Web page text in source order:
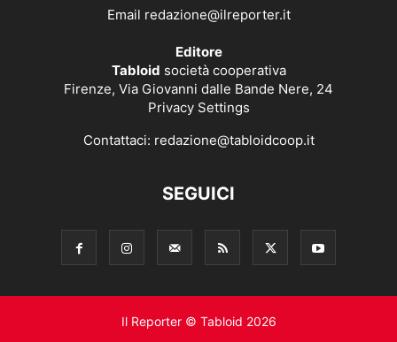
Email redazione@ilreporter.it
Editore
Tabloid società cooperativa
Firenze, Via Giovanni dalle Bande Nere, 24
Privacy Settings
Contattaci: redazione@tabloidcoop.it
SEGUICI
Il Reporter © Tabloid 2026